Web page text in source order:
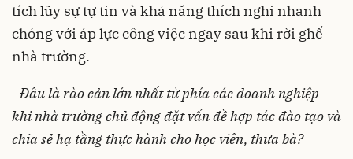
tích lũy sự tự tin và khả năng thích nghi nhanh
chóng với áp lực công việc ngay sau khi rời ghế
nhà trường.
- Đâu là rào cản lớn nhất từ phía các doanh nghiệp
khi nhà trường chủ động đặt vấn đề hợp tác đào tạo và
chia sẻ hạ tầng thực hành cho học viên, thưa bà?